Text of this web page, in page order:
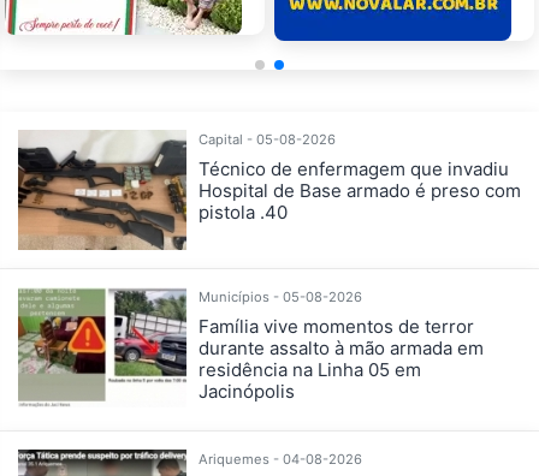
Capital - 05-08-2026
Técnico de enfermagem que invadiu
Hospital de Base armado é preso com
pistola .40
Municípios - 05-08-2026
Família vive momentos de terror
durante assalto à mão armada em
residência na Linha 05 em
Jacinópolis
Ariquemes - 04-08-2026